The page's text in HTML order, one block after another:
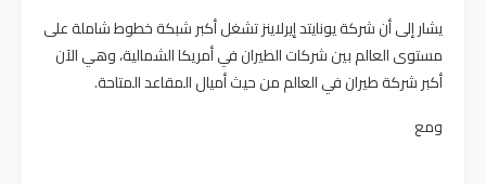
يشار إلى أن شركة يونايتد إيرلاينز تشغل أكبر شبكة خطوط شاملة على
مستوى العالم بين شركات الطيران في أمريكا الشمالية، وهي الآن
أكبر شركة طيران في العالم من حيث أميال المقاعد المتاحة.
ومع